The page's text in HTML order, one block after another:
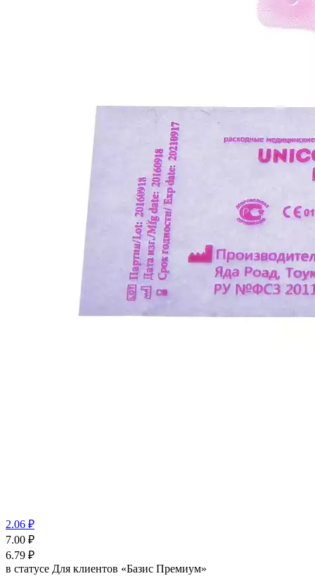
2.06 ₽
7.00 ₽
6.79 ₽
в статусе Для клиентов «Базис Премиум»